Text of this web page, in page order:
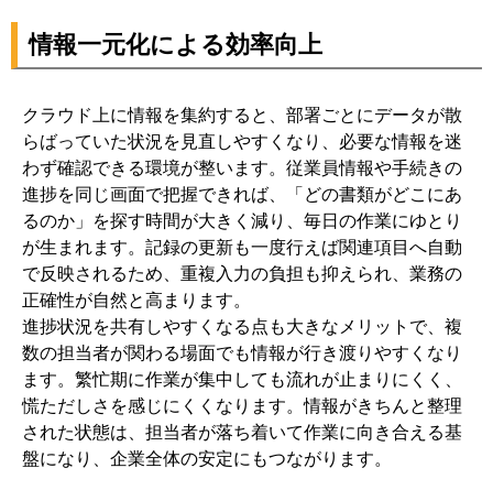
情報一元化による効率向上
クラウド上に情報を集約すると、部署ごとにデータが散
らばっていた状況を見直しやすくなり、必要な情報を迷
わず確認できる環境が整います。従業員情報や手続きの
進捗を同じ画面で把握できれば、「どの書類がどこにあ
るのか」を探す時間が大きく減り、毎日の作業にゆとり
が生まれます。記録の更新も一度行えば関連項目へ自動
で反映されるため、重複入力の負担も抑えられ、業務の
正確性が自然と高まります。
進捗状況を共有しやすくなる点も大きなメリットで、複
数の担当者が関わる場面でも情報が行き渡りやすくなり
ます。繁忙期に作業が集中しても流れが止まりにくく、
慌ただしさを感じにくくなります。情報がきちんと整理
された状態は、担当者が落ち着いて作業に向き合える基
盤になり、企業全体の安定にもつながります。